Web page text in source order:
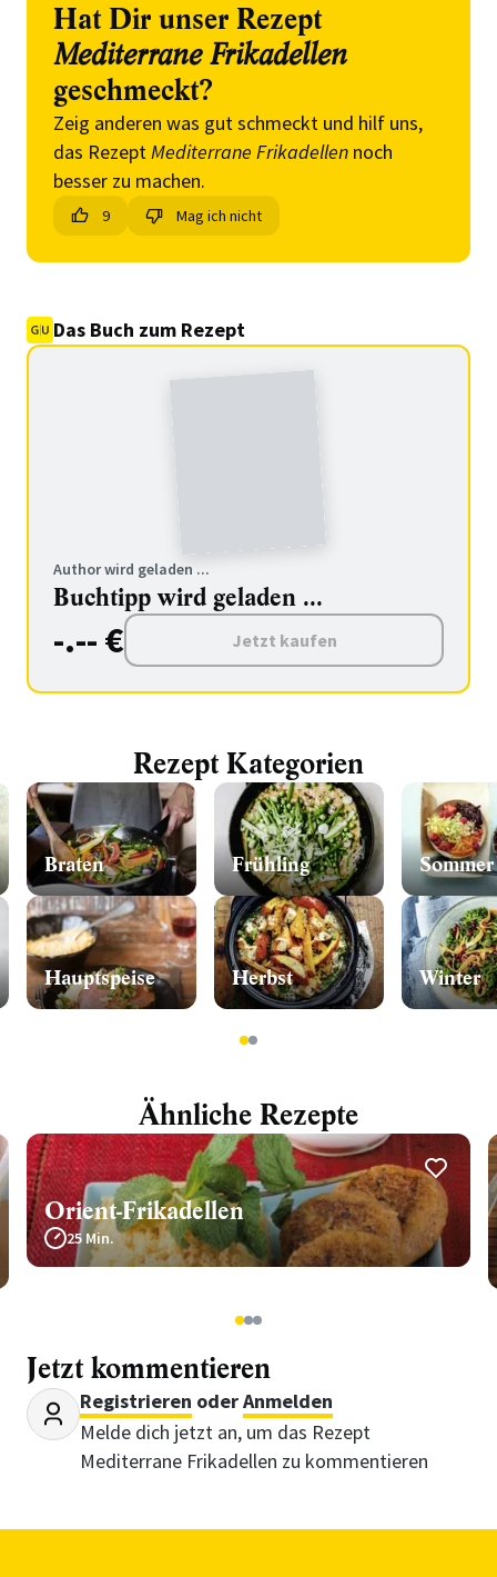
Hat Dir unser Rezept
Mediterrane Frikadellen
geschmeckt?
Zeig anderen was gut schmeckt und hilf uns,
das RezeptMediterrane Frikadellen noch
besser zu machen.
9 Mag ich nicht
Das Buch zum Rezept
Author wird geladen ...
Buchtipp wird geladen ...
-.-- € Jetzt kaufen
Rezept Kategorien
Braten
Hauptspeise
Frühling
Herbst
Sommer
Winter
12
Ähnliche Rezepte
Orient-Frikadellen
25 Min.
123
Jetzt kommentieren
Registrieren oderAnmelden
Melde dich jetzt an, um das Rezept
Mediterrane Frikadellen zu kommentieren